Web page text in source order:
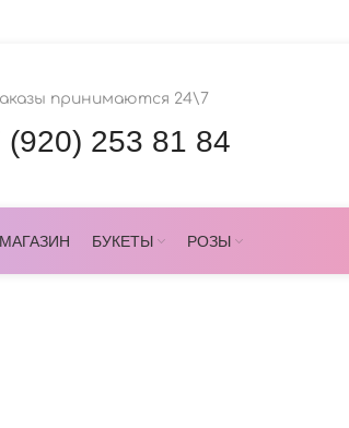
принимаются 24\7
(920) 253 81 84
БУКЕТЫ РОЗЫ